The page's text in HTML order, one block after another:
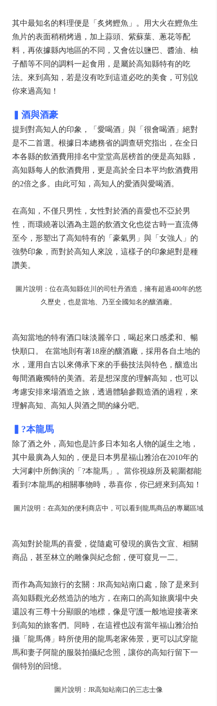
其中最知名的料理便是「炙烤鰹魚」。用大火在鰹魚生
魚片的表面稍稍烤過，加上蒜頭、紫蘇葉、蔥花等配
料，再依據縣內地區的不同，又會佐以鹽巴、醬油、柚
子醋等不同的調料一起食用，是屬於高知縣特有的吃
法。來到高知，若是沒有吃到這道必吃的美食，可別說
你來過高知！
酒與酒豪
提到對高知人的印象，「愛喝酒」與「很會喝酒」絕對
是不二首選。根據日本總務省的調查研究指出，在全日
本各縣的飲酒費用排名中堂堂高居榜首的便是高知縣，
高知縣每人的飲酒費用，更是高於全日本平均飲酒費用
的2倍之多。由此可知，高知人的愛酒與愛喝酒。
在高知，不僅只男性，女性對於酒的喜愛也不亞於男
性，而環繞著以酒為主題的飲酒文化也從古時一直流傳
至今，形塑出了高知特有的「豪氣男」與「女強人」的
強勢印象，而對於高知人來說，這樣子的印象絕對是種
讚美。
圖片說明：位在高知縣佐川的司牡丹酒造，擁有超過400年的悠
久歷史，也是當地、乃至全國知名的釀酒廠。
高知當地的特有酒口味淡麗辛口，喝起來口感柔和、暢
快順口。 在當地則有著18座的釀酒廠，採用各自土地的
水，運用自古以來傳承下來的手藝技法與特色，釀造出
每間酒廠獨特的美酒。若是想深度的理解高知，也可以
考慮安排來場酒造之旅，透過體驗參觀造酒的過程，來
理解高知、高知人與酒之間的緣分吧。
▍?本龍馬
除了酒之外，高知也是許多日本知名人物的誕生之地，
其中最廣為人知的，便是日本男星福山雅治在2010年的
大河劇中所飾演的「?本龍馬」。當你視線所及範圍都能
看到?本龍馬的相關事物時，恭喜你，你已經來到高知！
圖片說明：在高知的便利商店中，可以看到龍馬商品的專屬區域
高知對於龍馬的喜愛，從隨處可發現的廣告文宣、相關
商品，甚至林立的雕像與紀念館，便可窺見一二。
而作為高知旅行的玄關：JR高知站南口處，除了是來到
高知縣觀光必然造訪的地方，在南口的高知旅廣場中央
還設有三尊十分顯眼的地標，像是守護一般地迎接著來
到高知的旅客們。同時，在這裡也設有當年福山雅治拍
攝「龍馬傳」時所使用的龍馬老家佈景，更可以試穿龍
馬和妻子阿龍的服裝拍攝紀念照，讓你的高知行留下一
個特別的回憶。
圖片說明：JR高知站南口的三志士像